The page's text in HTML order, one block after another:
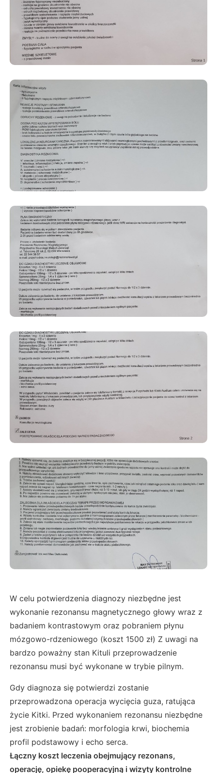
W celu potwierdzenia diagnozy niezbędne jest
wykonanie rezonansu magnetycznego głowy wraz z
badaniem kontrastowym oraz pobraniem płynu
mózgowo-rdzeniowego (koszt 1500 zł) Z uwagi na
bardzo poważny stan Kituli przeprowadzenie
rezonansu musi być wykonane w trybie pilnym.
Gdy diagnoza się potwierdzi zostanie
przeprowadzona operacja wycięcia guza, ratująca
życie Kitki. Przed wykonaniem rezonansu niezbędne
jest zrobienie badań: morfologia krwi, biochemia
profil podstawowy i echo serca.
Łączny koszt leczenia obejmujący rezonans,
operację, opiekę pooperacyjną i wizyty kontrolne